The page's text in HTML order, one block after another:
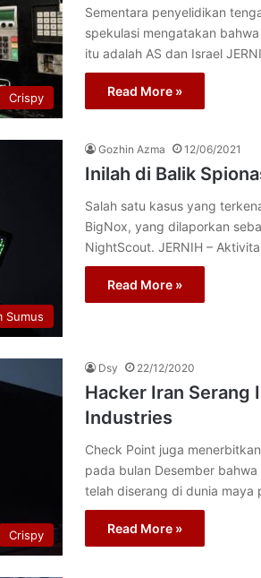
Crispy
Sementara penyelidikan
spekulasi mengatakan
itu adalah AS dan Israel
Read More »
Sumus
Gozhin Azma 12/06/2021
Inilah di Balik
Salah satu kasus yang
BigNox, yang dilaporkan
NightScout. JERNIH –
Read More »
Crispy
Dsy 22/12/2020
Hacker Iran Serang
Industries
Check Point juga
pada bulan Desember
telah diserang di dunia maya
Read More »